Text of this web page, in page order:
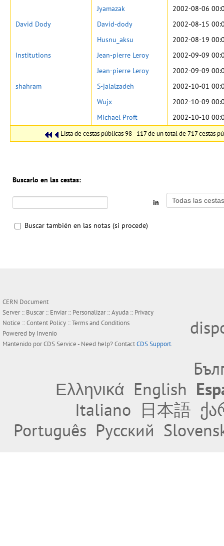
Lista de cestas públicas 98 - 117 de un total de 717 cestas
Jyamazak
2002-08-06
David Dody
David-dody
2002-08-15
Husnu_aksu
2002-08-19
Institutions
Jean-pierre Leroy
2002-09-09
Jean-pierre Leroy
2002-09-09
shahram
S-jalalzadeh
2002-10-01
Wujx
2002-10-09
Michael Proft
2002-10-10
Buscarlo en las cestas:
in
Buscar también en las notas (si procede)
CERN Document
Server :: Buscar:: Enviar:: Personalizar::Ayuda :: Privacy
Notice ::Content Policy ::Terms and Conditions
Powered by Invenio
Mantenido porCDS Service- Need help? ContactCDS Support.
Ελληνικά English
Italiano 日本語
Português Русский